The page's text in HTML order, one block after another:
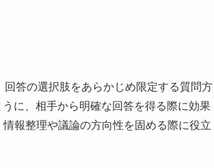
答の選択肢をあらかじめ限定する質問方
に、相手から明確な回答を得る際に効果
報整理や議論の方向性を固める際に役立